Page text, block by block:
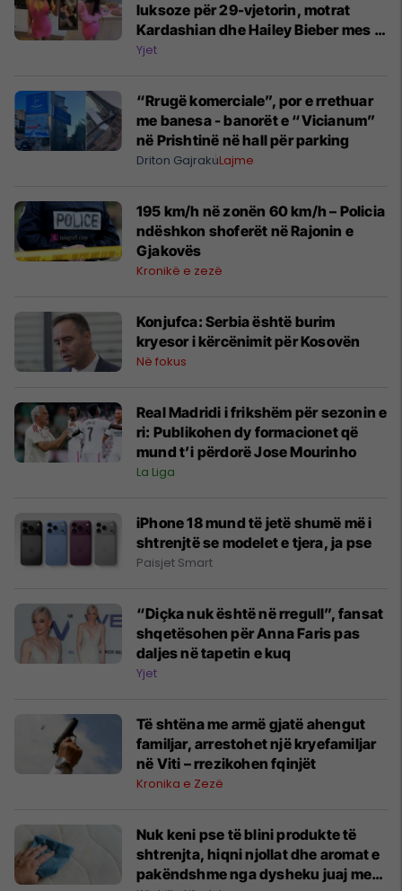
luksoze për 29-vjetorin, motrat
Kardashian dhe Hailey Bieber mes të
ftuarve
Yjet
“Rrugë komerciale”, por e rrethuar
me banesa - banorët e “Vicianum”
në Prishtinë në hall për parking
Driton GajrakuLajme
195 km/h në zonën 60 km/h – Policia
ndëshkon shoferët në Rajonin e
Gjakovës
Kronikë e zezë
​Konjufca: Serbia është burim
kryesor i kërcënimit për Kosovën
Në fokus
Real Madridi i frikshëm për sezonin e
ri: Publikohen dy formacionet që
mund t’i përdorë Jose Mourinho
La Liga
iPhone 18 mund të jetë shumë më i
shtrenjtë se modelet e tjera, ja pse
Paisjet Smart
“Diçka nuk është në rregull”, fansat
shqetësohen për Anna Faris pas
daljes në tapetin e kuq
Yjet
Të shtëna me armë gjatë ahengut
familjar, arrestohet një kryefamiljar
në Viti – rrezikohen fqinjët
Kronika e Zezë
Nuk keni pse të blini produkte të
shtrenjta, hiqni njollat dhe aromat e
pakëndshme nga dysheku juaj me